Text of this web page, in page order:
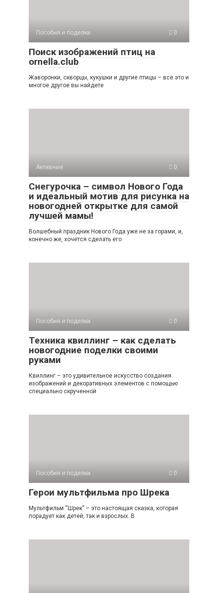
Пособия и поделки 0
Поиск изображений птиц на
ornella.club
Жаворонки, скворцы, кукушки и другие птицы – все это и
многое другое вы найдете
Активные 0
Снегурочка – символ Нового Года
и идеальный мотив для рисунка на
новогодней открытке для самой
лучшей мамы!
Волшебный праздник Нового Года уже не за горами, и,
конечно же, хочется сделать его
Пособия и поделки 0
Техника квиллинг – как сделать
новогодние поделки своими
руками
Квиллинг – это удивительное искусство создания
изображений и декоративных элементов с помощью
специально скрученной
Пособия и поделки 0
Герои мультфильма про Шрека
Мультфильм “Шрек” – это настоящая сказка, которая
порадует как детей, так и взрослых. В